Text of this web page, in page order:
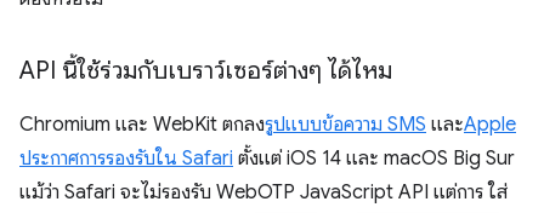
API นี้ใช้ร่วมกับเบราว์เซอร์ต่างๆ ได้ไหม
Chromium และ WebKit ตกลงรูปแบบข้อความ SMS และApple
ประกาศการรองรับใน Safari ตั้งแต่ iOS 14 และ macOS Big Sur
แม้ว่า Safari จะไม่รองรับ WebOTP JavaScript API แต่การ ใส่